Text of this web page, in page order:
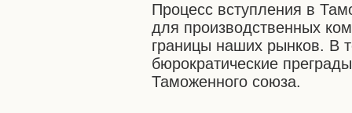
Процесс вступления в
для производственных
границы наших рынков. В
бюрократические
Таможенного союза.